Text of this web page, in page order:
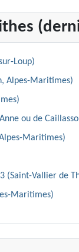
Loup)
Alpes-Maritimes)
ou de
Maritimes)
(Saint-Vallier de
Maritimes)